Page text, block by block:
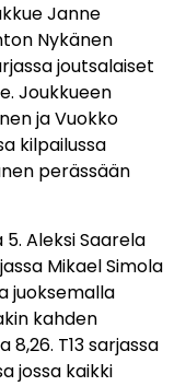
Janne
Nykänen
joutsalaiset
Joukkueen
ja Vuokko
kilpailussa
perässään
5. Aleksi Saarela
Mikael Simola
juoksemalla
kahden
T13 sarjassa
jossa kaikki